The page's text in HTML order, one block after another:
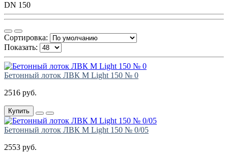
DN 150
Сортировка:
Показать:
Бетонный лоток ЛВК М Light 150 № 0
2516 руб.
Купить
Бетонный лоток ЛВК М Light 150 № 0/05
2553 руб.